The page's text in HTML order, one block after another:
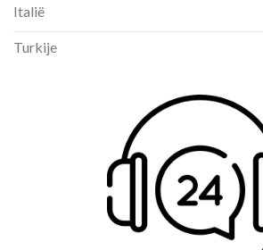
Italië
Turkije